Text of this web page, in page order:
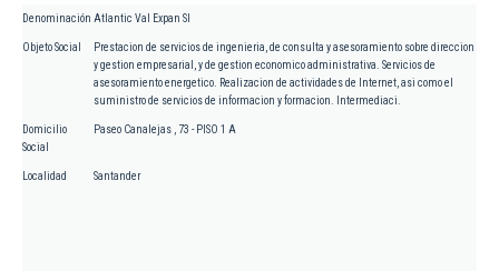
Denominación Atlantic Val Expan Sl
Objeto Social
Prestacion de servicios de ingenieria, de consulta y asesoramiento sobre direccion
y gestion empresarial, y de gestion economico administrativa. Servicios de
asesoramiento energetico. Realizacion de actividades de Internet, asi como el
suministro de servicios de informacion y formacion. Intermediaci.
Domicilio
Social
Paseo Canalejas , 73 - PISO 1 A
Localidad Santander